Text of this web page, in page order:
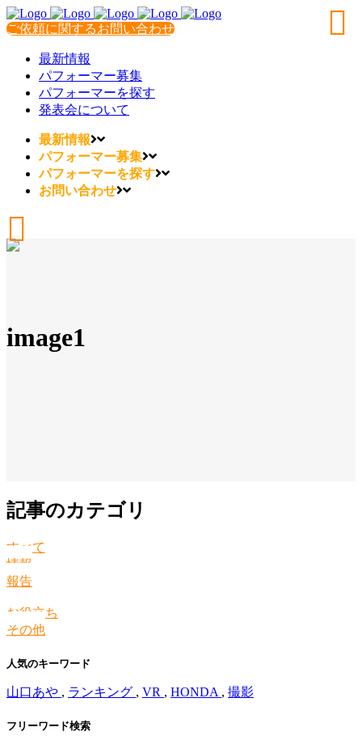
ご依頼に関するお問い合わせ
最新情報
パフォーマー募集
パフォーマーを探す
発表会について
最新情報
パフォーマー募集
パフォーマーを探す
お問い合わせ
image1
記事のカテゴリ
すべて
情報
報告
お役立ち
その他
人気のキーワード
山口あや , ランキング , VR , HONDA , 撮影
フリーワード検索